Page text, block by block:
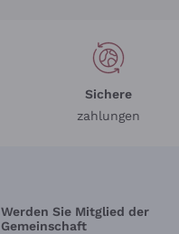
Sichere
zahlungen
Werden Sie Mitglied der
Gemeinschaft